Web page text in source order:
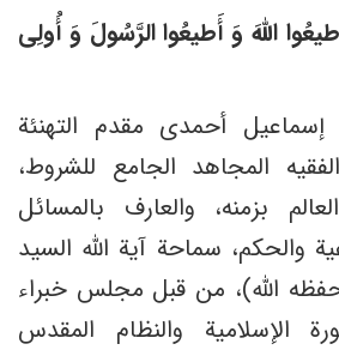
اللَّهَ وَ أَطیعُوا الرَّسُولَ وَ أُولِی
إسماعيل أحمدی مقدم التهنئة
المجاهد الجامع للشروط،
بزمنه، والعارف بالمسائل
والحكم، سماحة آية الله السيد
الله)، من قبل مجلس خبراء
الإسلامية والنظام المقدس